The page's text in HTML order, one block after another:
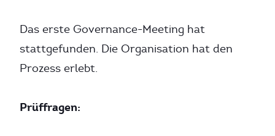
Das erste Governance-Meeting hat
stattgefunden. Die Organisation hat den
Prozess erlebt.
Prüffragen: